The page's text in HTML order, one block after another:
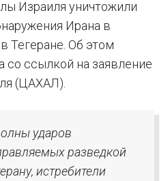
Израиля уничтожили
Ирана в
Тегеране. Об этом
со ссылкой на заявление
(ЦАХАЛ).
ударов
разведкой
истребители